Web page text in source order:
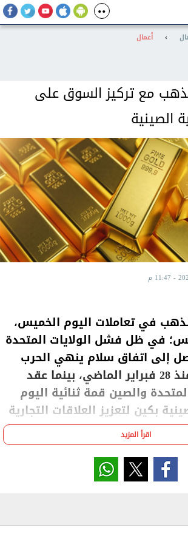
› أعمال
مع تركيز السوق على
الصينية
في تعاملات اليوم الخميس،
في ظل فشل الولايات المتحدة
إلى اتفاق سلام ينهي الحرب
الدائرة بينهما منذ 28 فبراير الماضي، بينما عقد
والصين قمة ثنائية اليوم
بكين لتعزيز العلاقات التجارية
دولارا للأوقية تسليم يونيو المقبل، في حين
تراجع سعر الفضة بمقدار 4.021 دولار، أي بنسبة 4.52%،
اقرأ المزيد